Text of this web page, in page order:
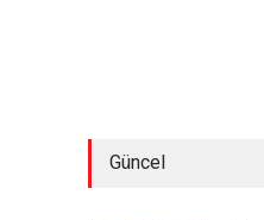
Güncel